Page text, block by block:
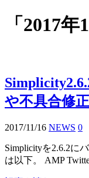
「 2017年
や不具合修正
2017/11/16 NEWS 0
Simplicityを2.6.2に
は以下。 AMP